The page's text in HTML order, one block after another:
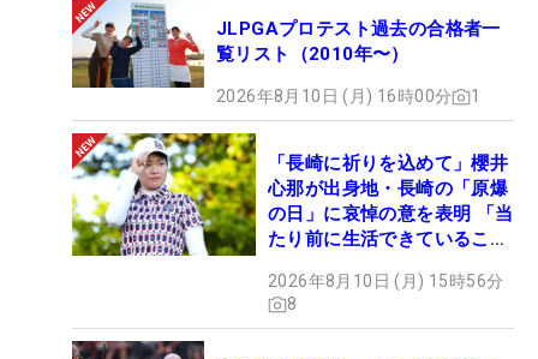
JLPGAプロテスト過去の合格者一
覧リスト（2010年〜）
2026年8月10日 (月) 16時00分 1
「長崎に祈りを込めて」櫻井
心那が出身地・長崎の「原爆
の日」に哀悼の意を表明 「当
たり前に生活できていること
2026年8月10日 (月) 15時56分
8